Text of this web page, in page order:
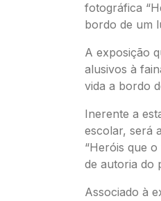
fotográfica
bordo de um
A exposição
alusivos à
vida a bordo
Inerente a
escolar, será
“Heróis que
de autoria do
Associado à